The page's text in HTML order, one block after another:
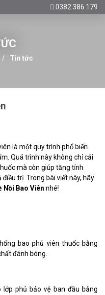
0382.386.179
Tin tức
là một quy trình phổ biến
Quá trình này không chỉ cải
mà còn giúp tăng tính
trị. Trong bài viết này, hãy
Nồi Bao Viên nhé!
bao phủ viên thuốc bằng
đánh bóng.
lớp phủ bảo vệ ban đầu bằng